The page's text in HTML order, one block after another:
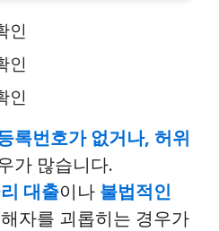
인
인
인
록번호가 없거나, 허위
가 많습니다.
대출이나 불법적인
자를 괴롭히는 경우가